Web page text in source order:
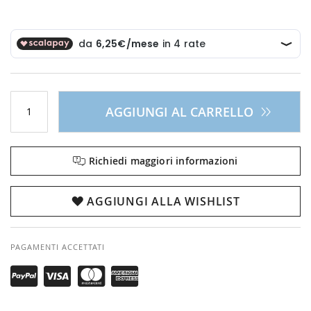
AGGIUNGI AL CARRELLO
Richiedi maggiori informazioni
AGGIUNGI ALLA WISHLIST
PAGAMENTI ACCETTATI